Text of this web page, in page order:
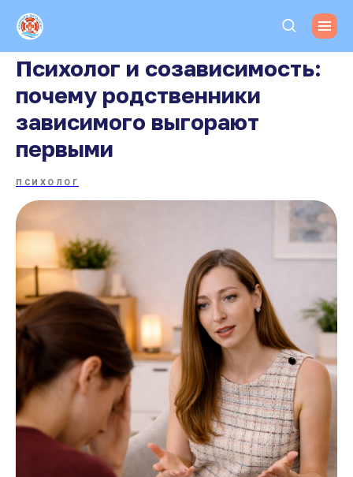
Психолог и созависимость:
почему родственники
зависимого выгорают
первыми
ПСИХОЛОГ